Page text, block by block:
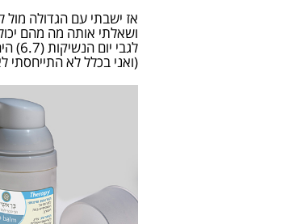
אז ישבתי עם הגדולה מול
ושאלתי אותה מה מהם
לגבי יום הנשיקות (6.7) היה לה ברור שאכתוב על נשיקה רטובה כי אני מייצרת שפתון
(ואני בכלל לא התייחסתי